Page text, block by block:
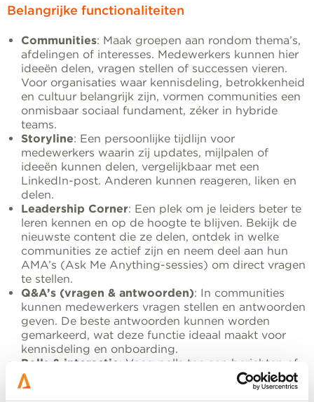
Belangrijke functionaliteiten
Communities: Maak groepen aan rondom thema’s,
afdelingen of interesses. Medewerkers kunnen hier
ideeën delen, vragen stellen of successen vieren.
Voor organisaties waar kennisdeling, betrokkenheid
en cultuur belangrijk zijn, vormen communities een
onmisbaar sociaal fundament, zéker in hybride
teams.
Storyline: Een persoonlijke tijdlijn voor
medewerkers waarin zij updates, mijlpalen of
ideeën kunnen delen, vergelijkbaar met een
LinkedIn-post. Anderen kunnen reageren, liken en
delen.
Leadership Corner: Een plek om je leiders beter te
leren kennen en op de hoogte te blijven. Bekijk de
nieuwste content die ze delen, ontdek in welke
communities ze actief zijn en neem deel aan hun
AMA’s (Ask Me Anything-sessies) om direct vragen
te stellen.
Q&A’s (vragen & antwoorden): In communities
kunnen medewerkers vragen stellen en antwoorden
geven. De beste antwoorden kunnen worden
gemarkeerd, wat deze functie ideaal maakt voor
kennisdeling en onboarding.
Polls & interactie : Voeg polls toe aan berichten of
in communities om snel feedback te verzamelen.